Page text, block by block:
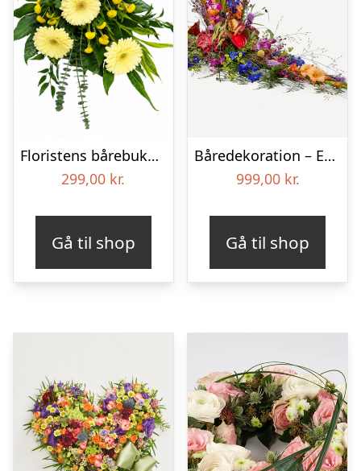
Floristens bårebuket – Smukt minde
299,00 kr.
Gå til shop
Båredekoration – Et farverigt farvel
999,00 kr.
Gå til shop